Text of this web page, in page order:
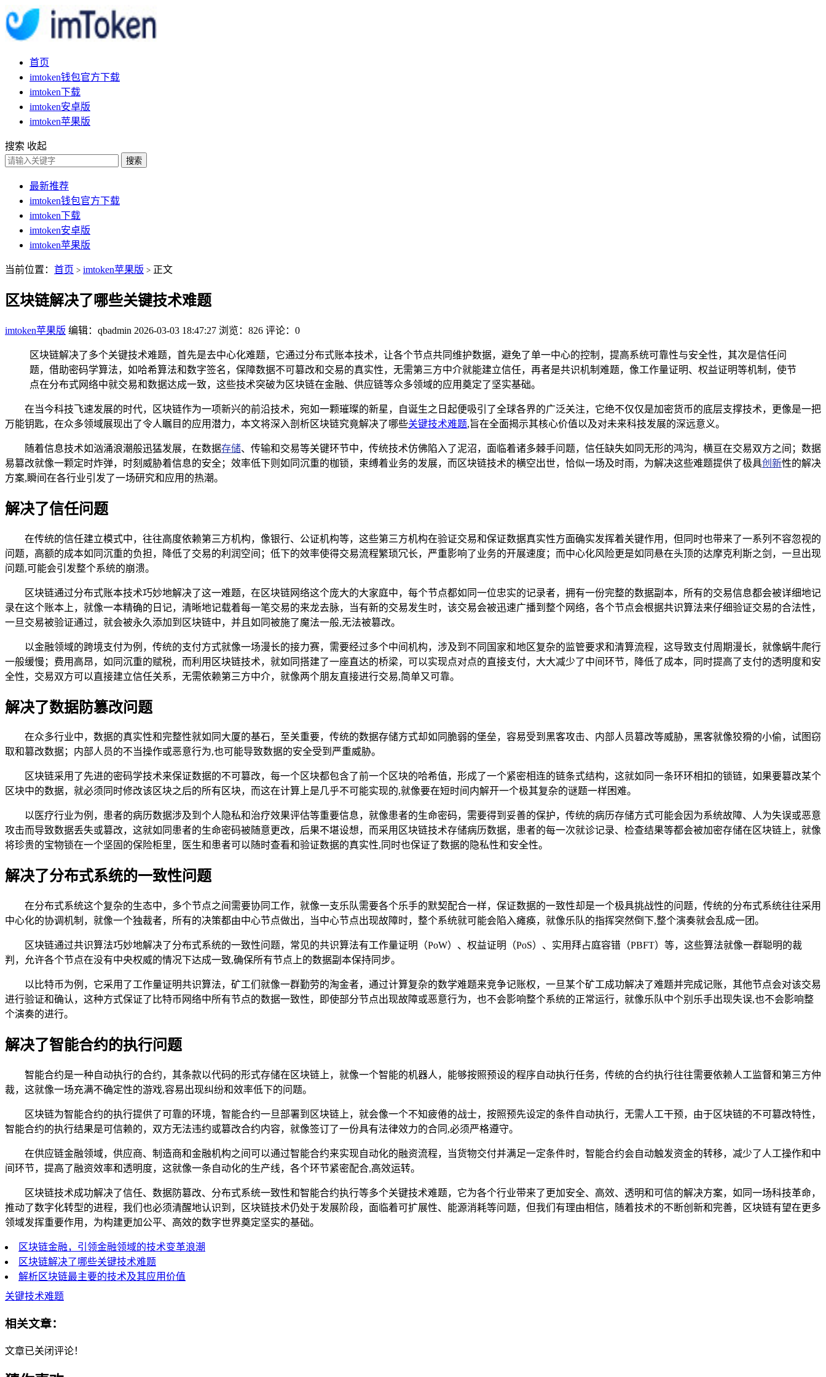
首页
imtoken钱包官方下载
imtoken下载
imtoken安卓版
imtoken苹果版
搜索 收起
搜索
最新推荐
imtoken钱包官方下载
imtoken下载
imtoken安卓版
imtoken苹果版
当前位置： 首页 > imtoken苹果版 > 正文
区块链解决了哪些关键技术难题
imtoken苹果版 编辑：qbadmin 2026-03-03 18:47:27 浏览：826 评论：0
区块链解决了多个关键技术难题，首先是去中心化难题，它通过分布式账本技术，让各个节点共同维护数据，避免了单一中心的控制，提高系统可靠性与安全性，其次是信任问
题，借助密码学算法，如哈希算法和数字签名，保障数据不可篡改和交易的真实性，无需第三方中介就能建立信任，再者是共识机制难题，像工作量证明、权益证明等机制，使节
点在分布式网络中就交易和数据达成一致，这些技术突破为区块链在金融、供应链等众多领域的应用奠定了坚实基础。
在当今科技飞速发展的时代，区块链作为一项新兴的前沿技术，宛如一颗璀璨的新星，自诞生之日起便吸引了全球各界的广泛关注，它绝不仅仅是加密货币的底层支撑技术，更像是一把
万能钥匙，在众多领域展现出了令人瞩目的应用潜力，本文将深入剖析区块链究竟解决了哪些关键技术难题,旨在全面揭示其核心价值以及对未来科技发展的深远意义。
随着信息技术如汹涌浪潮般迅猛发展，在数据存储、传输和交易等关键环节中，传统技术仿佛陷入了泥沼，面临着诸多棘手问题，信任缺失如同无形的鸿沟，横亘在交易双方之间；数据
易篡改就像一颗定时炸弹，时刻威胁着信息的安全；效率低下则如同沉重的枷锁，束缚着业务的发展，而区块链技术的横空出世，恰似一场及时雨，为解决这些难题提供了极具创新性的解决
方案,瞬间在各行业引发了一场研究和应用的热潮。
解决了信任问题
在传统的信任建立模式中，往往高度依赖第三方机构，像银行、公证机构等，这些第三方机构在验证交易和保证数据真实性方面确实发挥着关键作用，但同时也带来了一系列不容忽视的
问题，高额的成本如同沉重的负担，降低了交易的利润空间；低下的效率使得交易流程繁琐冗长，严重影响了业务的开展速度；而中心化风险更是如同悬在头顶的达摩克利斯之剑，一旦出现
问题,可能会引发整个系统的崩溃。
区块链通过分布式账本技术巧妙地解决了这一难题，在区块链网络这个庞大的大家庭中，每个节点都如同一位忠实的记录者，拥有一份完整的数据副本，所有的交易信息都会被详细地记
录在这个账本上，就像一本精确的日记，清晰地记载着每一笔交易的来龙去脉，当有新的交易发生时，该交易会被迅速广播到整个网络，各个节点会根据共识算法来仔细验证交易的合法性，
一旦交易被验证通过，就会被永久添加到区块链中，并且如同被施了魔法一般,无法被篡改。
以金融领域的跨境支付为例，传统的支付方式就像一场漫长的接力赛，需要经过多个中间机构，涉及到不同国家和地区复杂的监管要求和清算流程，这导致支付周期漫长，就像蜗牛爬行
一般缓慢；费用高昂，如同沉重的赋税，而利用区块链技术，就如同搭建了一座直达的桥梁，可以实现点对点的直接支付，大大减少了中间环节，降低了成本，同时提高了支付的透明度和安
全性，交易双方可以直接建立信任关系，无需依赖第三方中介，就像两个朋友直接进行交易,简单又可靠。
解决了数据防篡改问题
在众多行业中，数据的真实性和完整性就如同大厦的基石，至关重要，传统的数据存储方式却如同脆弱的堡垒，容易受到黑客攻击、内部人员篡改等威胁，黑客就像狡猾的小偷，试图窃
取和篡改数据；内部人员的不当操作或恶意行为,也可能导致数据的安全受到严重威胁。
区块链采用了先进的密码学技术来保证数据的不可篡改，每一个区块都包含了前一个区块的哈希值，形成了一个紧密相连的链条式结构，这就如同一条环环相扣的锁链，如果要篡改某个
区块中的数据，就必须同时修改该区块之后的所有区块，而这在计算上是几乎不可能实现的,就像要在短时间内解开一个极其复杂的谜题一样困难。
以医疗行业为例，患者的病历数据涉及到个人隐私和治疗效果评估等重要信息，就像患者的生命密码，需要得到妥善的保护，传统的病历存储方式可能会因为系统故障、人为失误或恶意
攻击而导致数据丢失或篡改，这就如同患者的生命密码被随意更改，后果不堪设想，而采用区块链技术存储病历数据，患者的每一次就诊记录、检查结果等都会被加密存储在区块链上，就像
将珍贵的宝物锁在一个坚固的保险柜里，医生和患者可以随时查看和验证数据的真实性,同时也保证了数据的隐私性和安全性。
解决了分布式系统的一致性问题
在分布式系统这个复杂的生态中，多个节点之间需要协同工作，就像一支乐队需要各个乐手的默契配合一样，保证数据的一致性却是一个极具挑战性的问题，传统的分布式系统往往采用
中心化的协调机制，就像一个独裁者，所有的决策都由中心节点做出，当中心节点出现故障时，整个系统就可能会陷入瘫痪，就像乐队的指挥突然倒下,整个演奏就会乱成一团。
区块链通过共识算法巧妙地解决了分布式系统的一致性问题，常见的共识算法有工作量证明（PoW）、权益证明（PoS）、实用拜占庭容错（PBFT）等，这些算法就像一群聪明的裁
判，允许各个节点在没有中央权威的情况下达成一致,确保所有节点上的数据副本保持同步。
以比特币为例，它采用了工作量证明共识算法，矿工们就像一群勤劳的淘金者，通过计算复杂的数学难题来竞争记账权，一旦某个矿工成功解决了难题并完成记账，其他节点会对该交易
进行验证和确认，这种方式保证了比特币网络中所有节点的数据一致性，即使部分节点出现故障或恶意行为，也不会影响整个系统的正常运行，就像乐队中个别乐手出现失误,也不会影响整
个演奏的进行。
解决了智能合约的执行问题
智能合约是一种自动执行的合约，其条款以代码的形式存储在区块链上，就像一个智能的机器人，能够按照预设的程序自动执行任务，传统的合约执行往往需要依赖人工监督和第三方仲
裁，这就像一场充满不确定性的游戏,容易出现纠纷和效率低下的问题。
区块链为智能合约的执行提供了可靠的环境，智能合约一旦部署到区块链上，就会像一个不知疲倦的战士，按照预先设定的条件自动执行，无需人工干预，由于区块链的不可篡改特性，
智能合约的执行结果是可信赖的，双方无法违约或篡改合约内容，就像签订了一份具有法律效力的合同,必须严格遵守。
在供应链金融领域，供应商、制造商和金融机构之间可以通过智能合约来实现自动化的融资流程，当货物交付并满足一定条件时，智能合约会自动触发资金的转移，减少了人工操作和中
间环节，提高了融资效率和透明度，这就像一条自动化的生产线，各个环节紧密配合,高效运转。
区块链技术成功解决了信任、数据防篡改、分布式系统一致性和智能合约执行等多个关键技术难题，它为各个行业带来了更加安全、高效、透明和可信的解决方案，如同一场科技革命，
推动了数字化转型的进程，我们也必须清醒地认识到，区块链技术仍处于发展阶段，面临着可扩展性、能源消耗等问题，但我们有理由相信，随着技术的不断创新和完善，区块链有望在更多
领域发挥重要作用，为构建更加公平、高效的数字世界奠定坚实的基础。
区块链金融，引领金融领域的技术变革浪潮
区块链解决了哪些关键技术难题
解析区块链最主要的技术及其应用价值
关键技术难题
相关文章：
文章已关闭评论！